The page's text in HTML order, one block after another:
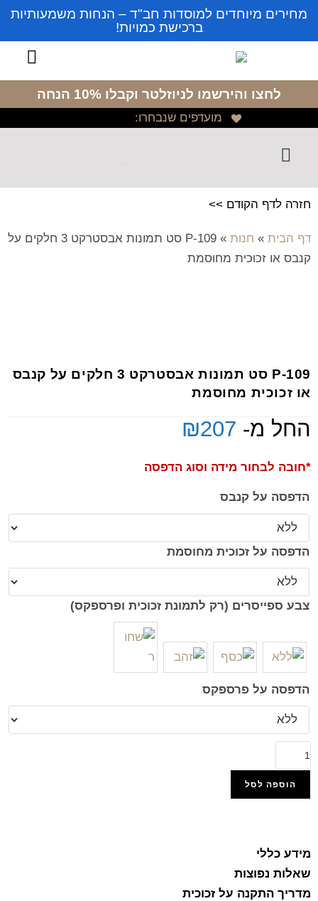
מחירים מיוחדים למוסדות חב"ד – הנחות משמעותיות
ברכישת כמויות!
לחצו והירשמו לניוזלטר וקבלו 10% הנחה
מועדפים שנבחרו:
חזרה לדף הקודם >>
דף הבית » חנות »
P-109 סט תמונות אבסטרקט 3 חלקים על
קנבס או זכוכית מחוסמת
P-109 סט תמונות אבסטרקט 3 חלקים על קנבס
או זכוכית מחוסמת
החל מ- ₪207
*חובה לבחור מידה וסוג הדפסה
הדפסה על קנבס
הדפסה על זכוכית מחוסמת
צבע ספייסרים (רק לתמונת זכוכית ופרספקס)
הדפסה על פרספקס
הוספה לסל
מידע כללי
שאלות נפוצות
מדריך התקנה על זכוכית